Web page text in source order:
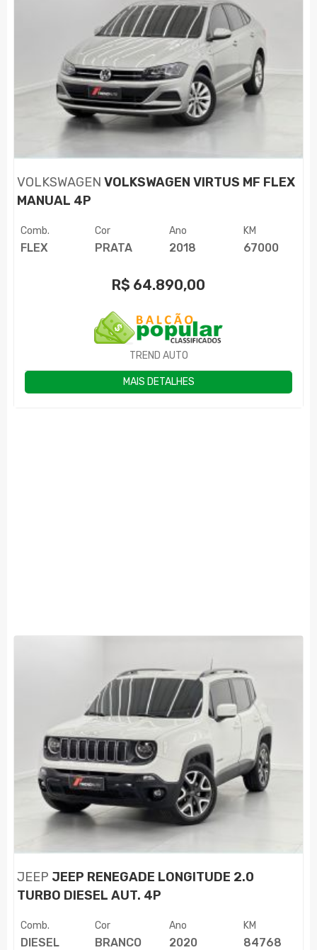
VOLKSWAGEN VOLKSWAGEN VIRTUS MF FLEX
MANUAL 4P
Comb.
FLEX
Cor
PRATA
Ano
2018
KM
67000
R$ 64.890,00
TREND AUTO
MAIS DETALHES
JEEP JEEP RENEGADE LONGITUDE 2.0
TURBO DIESEL AUT. 4P
Comb.
DIESEL
Cor
BRANCO
Ano
2020
KM
84768